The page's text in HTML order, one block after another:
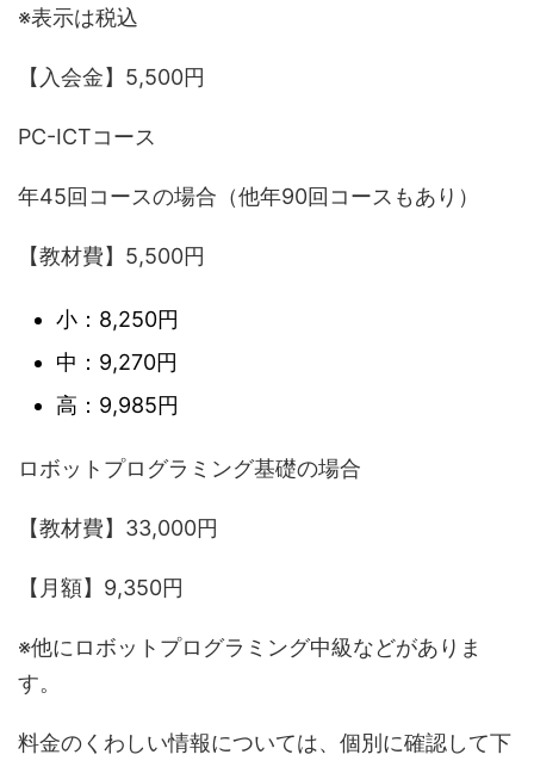
※表示は税込
【入会金】5,500円
PC-ICTコース
年45回コースの場合（他年90回コースもあり）
【教材費】5,500円
小：8,250円
中：9,270円
高：9,985円
ロボットプログラミング基礎の場合
【教材費】33,000円
【月額】9,350円
※他にロボットプログラミング中級などがありま
す。
料金のくわしい情報については、個別に確認して下